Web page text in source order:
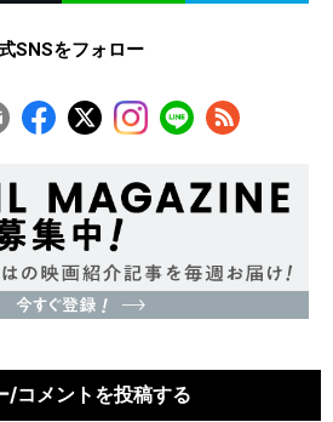
SNSをフォロー
/コメントを投稿する